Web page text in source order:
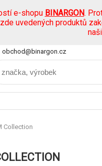
e-shopu BINARGON.
uvedených produktů
obchod@binargon.cz
Collection